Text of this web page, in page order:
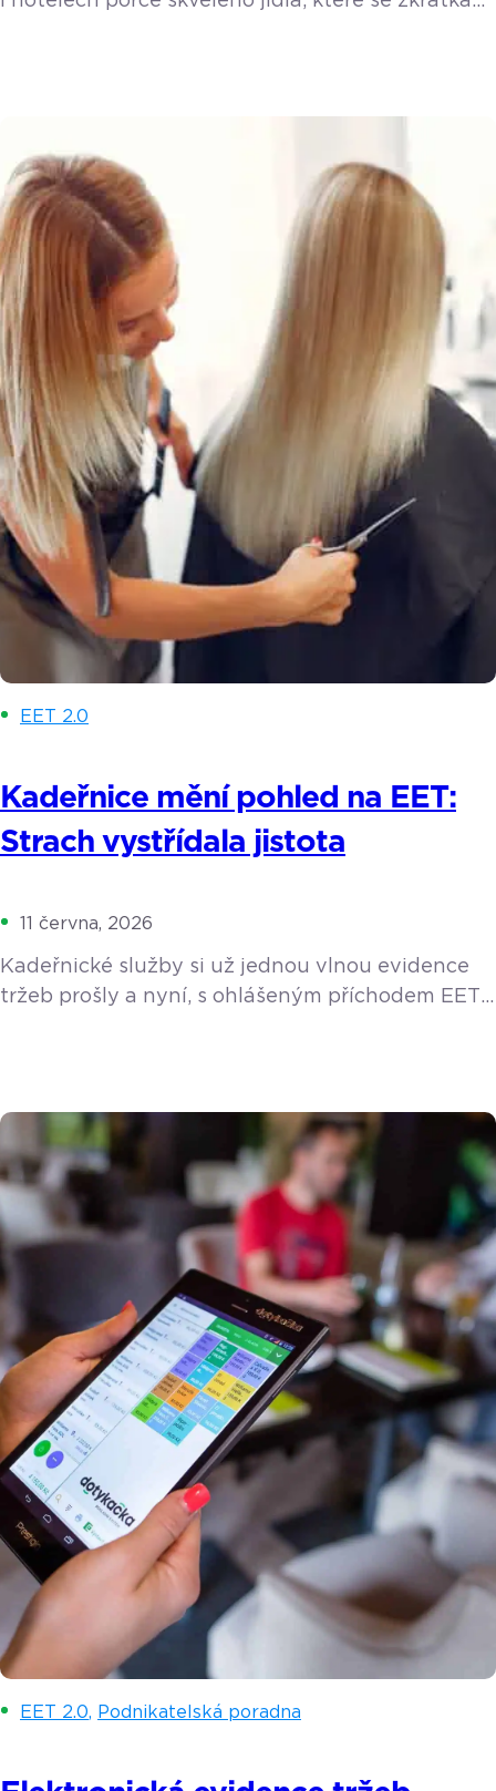
fungování aplikace i o nákupním chování českých
strávníků jsme si povídali s Filipem Matuškem.
Koncept je jednoduchý, ale nesmírně efektivní.
Podniky nabídnou své neprodané zboží formou
balíčku s překvapením a minimálně […]
EET 2.0
Kadeřnice mění pohled na EET:
Strach vystřídala jistota
11 června, 2026
Kadeřnické služby si už jednou vlnou evidence
tržeb prošly a nyní, s ohlášeným příchodem EET
i kadeřnice Alžběta ze Středočeského kraje, která
musela řešit povinnost evidovat platby již ve
druhé vlně EET, kvůli doplňkovému prodeji
vlasových produktů. Zatímco […]
EET 2.0, Podnikatelská poradna